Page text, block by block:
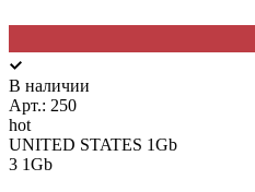
В наличии
Арт.: 250
hot
UNITED STATES 1Gb
3 1Gb